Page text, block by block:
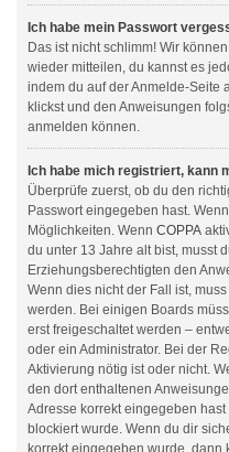
Ich habe mein Passwort
Das ist nicht schlimm! Wir
wieder mitteilen, du kannst es
indem du auf der Anmelde-Seite
klickst und den Anweisungen
anmelden können.
Ich habe mich registriert, kann
Überprüfe zuerst, ob du den
Passwort eingegeben hast.
Möglichkeiten. Wenn COPPA
du unter 13 Jahre alt bist, musst
Erziehungsberechtigten den
Wenn dies nicht der Fall ist,
werden. Bei einigen Boards
erst freigeschaltet werden –
oder ein Administrator. Bei der
Aktivierung nötig ist oder nicht.
den dort enthaltenen
Adresse korrekt eingegeben
blockiert wurde. Wenn du dir
korrekt eingegeben wurde, dann